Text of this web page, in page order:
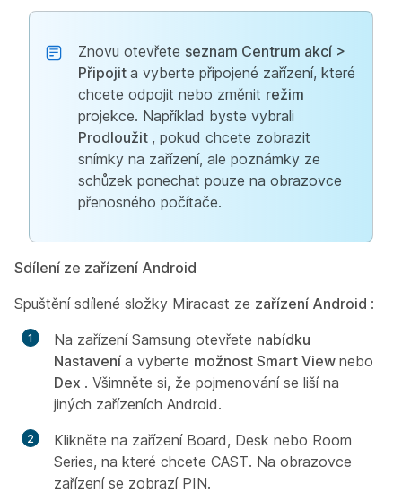
Znovu otevřete seznam Centrum akcí >
Připojit a vyberte připojené zařízení, které
chcete odpojit nebo změnit režim
projekce. Například byste vybrali
Prodloužit , pokud chcete zobrazit
snímky na zařízení, ale poznámky ze
schůzek ponechat pouze na obrazovce
přenosného počítače.
Sdílení ze zařízení Android
Spuštění sdílené složky Miracast ze zařízení Android :
Na zařízení Samsung otevřete nabídku
Nastavení a vyberte možnost Smart View nebo
Dex . Všimněte si, že pojmenování se liší na
jiných zařízeních Android.
Klikněte na zařízení Board, Desk nebo Room
Series, na které chcete CAST. Na obrazovce
zařízení se zobrazí PIN.